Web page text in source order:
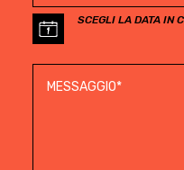
SCEGLI LA DATA IN